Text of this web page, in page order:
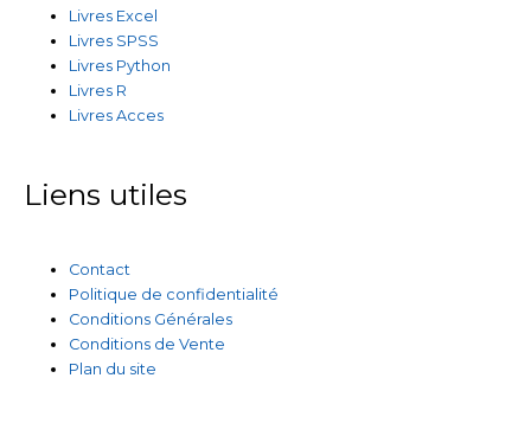
Livres Excel
Livres SPSS
Livres Python
Livres R
Livres Acces
Liens utiles
Contact
Politique de confidentialité
Conditions Générales
Conditions de Vente
Plan du site